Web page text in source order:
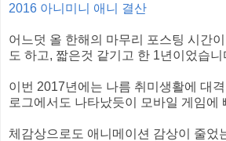
2016 아니미니 애니 결산
어느덧 올 한해의 마무리 포스팅 시간
도 하고, 짧은것 같기고 한 1년이었습니
이번 2017년에는 나름 취미생활에 대
로그에서도 나타났듯이 모바일 게임에
체감상으로도 애니메이션 감상이 줄었